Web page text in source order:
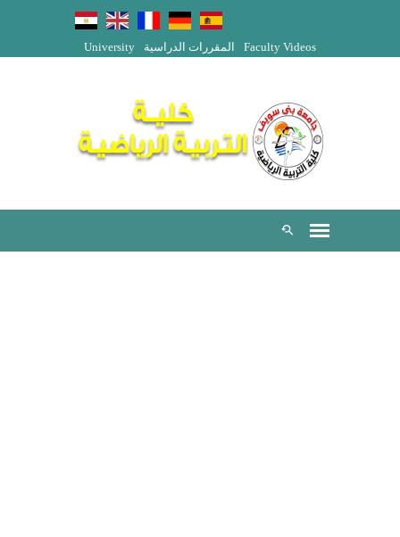
University المقررات الدراسية Faculty Videos